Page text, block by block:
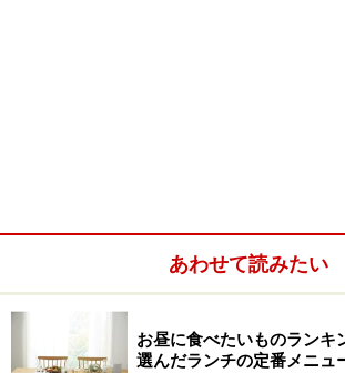
す場合があります。必ず清潔な状態で、正し
べく早めにお召し上がりください。また、持
法に注意してください。
1/5
あわせて読みたい
お昼に食べたいものランキ
選んだランチの定番メニュ